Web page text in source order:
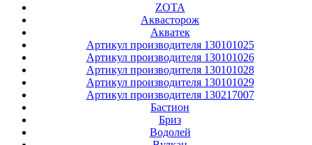
ZOTA
Аквасторож
Акватек
Артикул производителя 130101025
Артикул производителя 130101026
Артикул производителя 130101028
Артикул производителя 130101029
Артикул производителя 130217007
Бастион
Бриз
Водолей